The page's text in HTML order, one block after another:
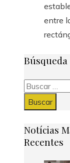
entre
Búsqueda
Buscar:
Notícias
Recentes